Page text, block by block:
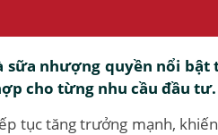
sữa nhượng quyền nổi
cho từng nhu cầu đầu tư.
tục tăng trưởng mạnh,